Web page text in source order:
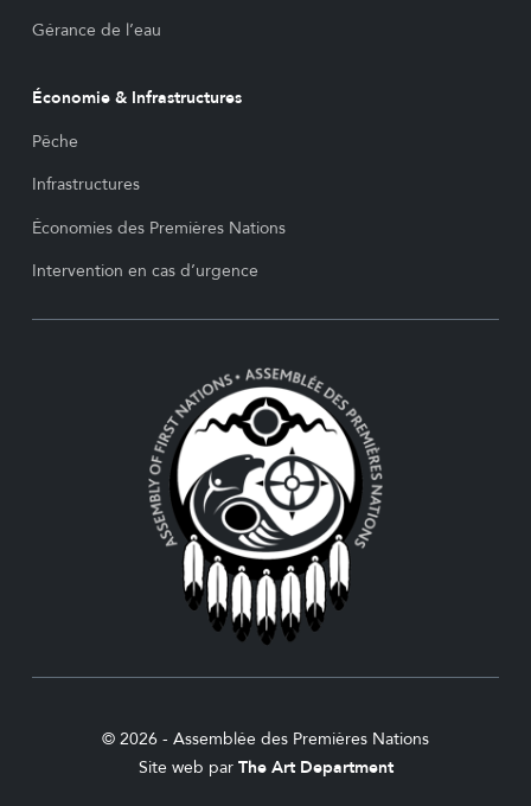
Gérance de l’eau
Économie & Infrastructures
Pêche
Infrastructures
Économies des Premières Nations
Intervention en cas d’urgence
© 2026 - Assemblée des Premières Nations
Site web par The Art Department